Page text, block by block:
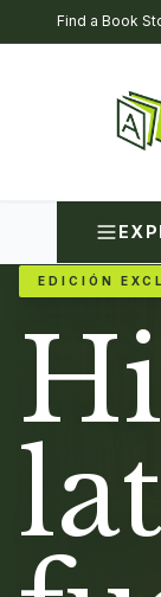
Find a Book
EDICIÓN